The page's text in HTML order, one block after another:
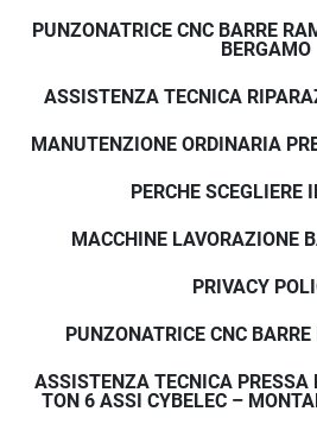
Durante ogni intervento
macchinario e possono
miglioramento o
Manutenzione e
programmato
Manutenzione preventiva
Verifica impianti elettrici
Ottimizzazione
Consulenza tecnica
PUNZONATRICE CNC BARRE
BERGAMO
ASSISTENZA TECNICA
MANUTENZIONE ORDINARIA
PERCHE SCEGLIERE
MACCHINE LAVORAZIONE
PRIVACY
PUNZONATRICE CNC
ASSISTENZA TECNICA PRESSA
TON 6 ASSI CYBELEC –